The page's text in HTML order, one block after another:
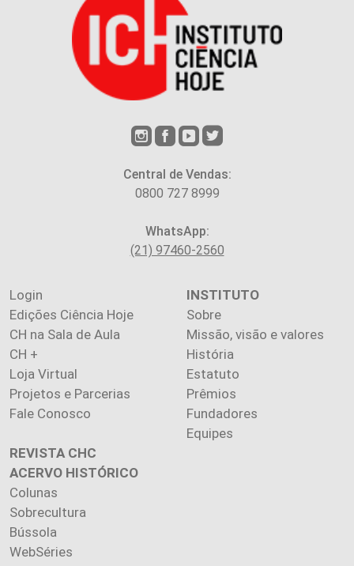
Central de Vendas:
0800 727 8999
WhatsApp:
(21) 97460-2560
Login
Edições Ciência Hoje
CH na Sala de Aula
CH +
Loja Virtual
Projetos e Parcerias
Fale Conosco
INSTITUTO
Sobre
Missão, visão e valores
História
Estatuto
Prêmios
Fundadores
Equipes
REVISTA CHC
ACERVO HISTÓRICO
Colunas
Sobrecultura
Bússola
WebSéries